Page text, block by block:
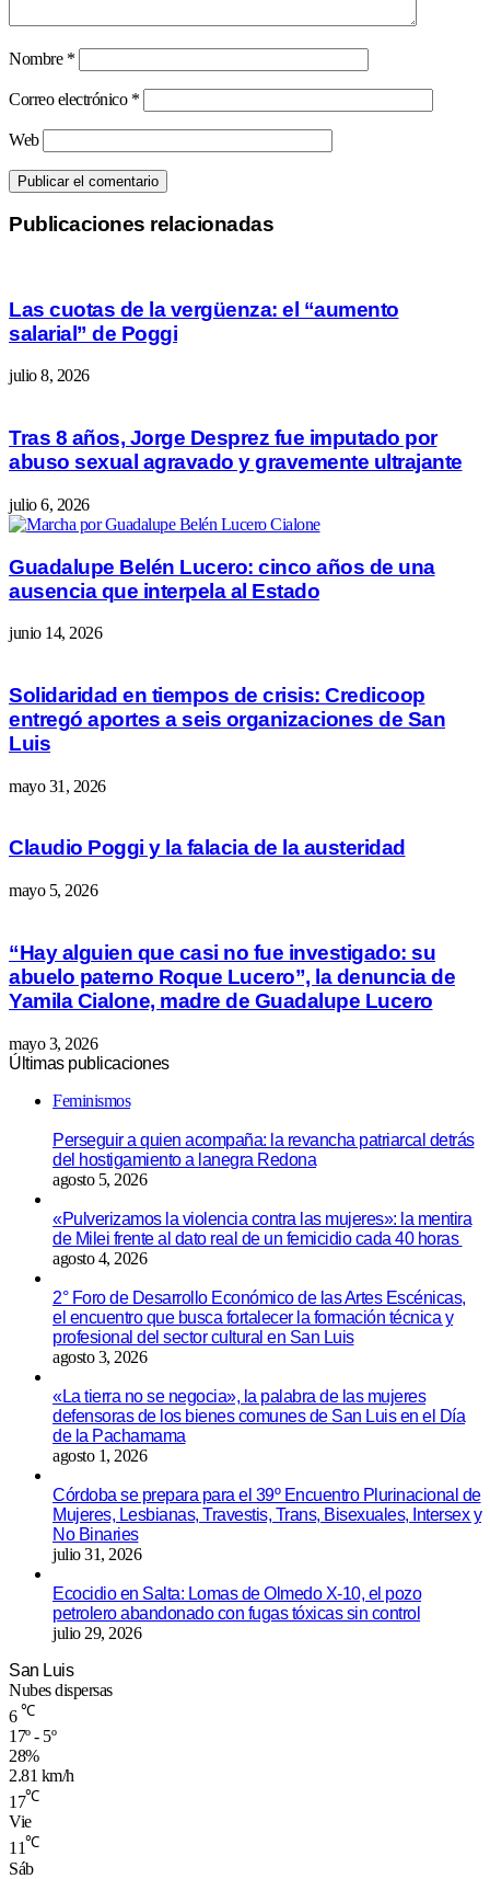
Nombre *
Correo electrónico *
Web
Publicaciones relacionadas
Las cuotas de la vergüenza: el “aumento
salarial” de Poggi
julio 8, 2026
Tras 8 años, Jorge Desprez fue imputado por
abuso sexual agravado y gravemente ultrajante
julio 6, 2026
Guadalupe Belén Lucero: cinco años de una
ausencia que interpela al Estado
junio 14, 2026
Solidaridad en tiempos de crisis: Credicoop
entregó aportes a seis organizaciones de San
Luis
mayo 31, 2026
Claudio Poggi y la falacia de la austeridad
mayo 5, 2026
“Hay alguien que casi no fue investigado: su
abuelo paterno Roque Lucero”, la denuncia de
Yamila Cialone, madre de Guadalupe Lucero
mayo 3, 2026
Últimas publicaciones
Feminismos
Perseguir a quien acompaña: la revancha patriarcal detrás
del hostigamiento a lanegra Redona
agosto 5, 2026
«Pulverizamos la violencia contra las mujeres»: la mentira
de Milei frente al dato real de un femicidio cada 40 horas
agosto 4, 2026
2° Foro de Desarrollo Económico de las Artes Escénicas,
el encuentro que busca fortalecer la formación técnica y
profesional del sector cultural en San Luis
agosto 3, 2026
«La tierra no se negocia», la palabra de las mujeres
defensoras de los bienes comunes de San Luis en el Día
de la Pachamama
agosto 1, 2026
Córdoba se prepara para el 39º Encuentro Plurinacional de
Mujeres, Lesbianas, Travestis, Trans, Bisexuales, Intersex y
No Binaries
julio 31, 2026
Ecocidio en Salta: Lomas de Olmedo X-10, el pozo
petrolero abandonado con fugas tóxicas sin control
julio 29, 2026
San Luis
Nubes dispersas
6 ℃
17º - 5º
28%
2.81 km/h
17℃
Vie
11℃
Sáb